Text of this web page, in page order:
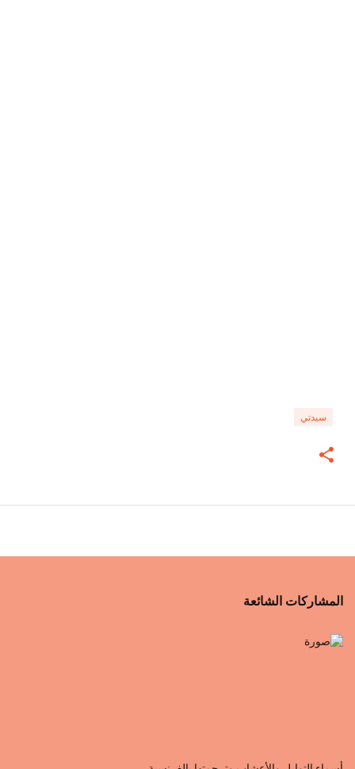
سيدتي
المشاركات الشائعة